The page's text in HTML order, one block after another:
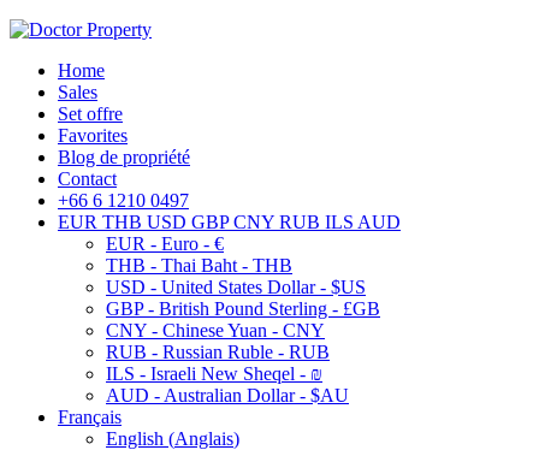
Home
Sales
Set offre
Favorites
Blog de propriété
Contact
+66 6 1210 0497
EUR THB USD GBP CNY RUB ILS AUD
EUR - Euro - €
THB - Thai Baht - THB
USD - United States Dollar - $US
GBP - British Pound Sterling - £GB
CNY - Chinese Yuan - CNY
RUB - Russian Ruble - RUB
ILS - Israeli New Sheqel - ₪
AUD - Australian Dollar - $AU
Français
English (Anglais)